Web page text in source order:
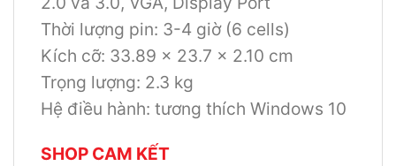
Thời lượng pin: 3-4 giờ (6 cells)
Kích cỡ: 33.89 x 23.7 x 2.10 cm
Trọng lượng: 2.3 kg
Hệ điều hành: tương thích Windows 10
SHOP CAM KẾT